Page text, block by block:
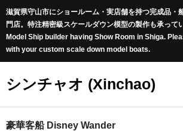
滋賀県守山市にショールーム・実店舗を持つ完成品・
門店。特注精密級スケールダウン模型の製作も承って
Model Ship builder having Show Room in Shiga.
with your custom scale down model boats.
シンチャオ (Xinchao)
ホーム
豪華客船 Disney Wander